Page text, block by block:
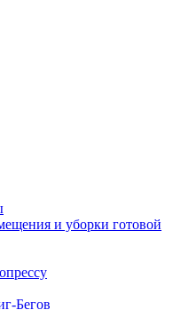
и уборки готовой
Бегов